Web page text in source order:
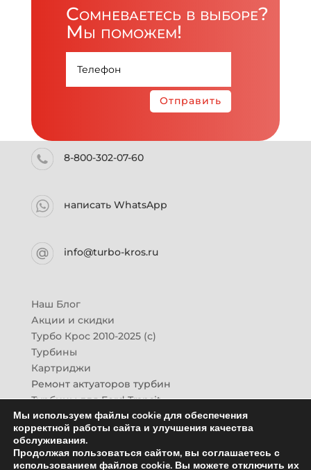
Сомневаетесь в выборе?
Мы поможем!
Отправить
8-800-302-07-60
написать WhatsApp
info@turbo-kros.ru
Наш Блог
Акции и скидки
Турбо Крос 2010-2025 (с)
Турбины
Картриджи
Ремонт актуаторов турбин
Турбины для Ford Transit
Турбины для Mazda CX-7
Картридж для ГАЗон-Next
Турбины HINO (Хино)
Купить новую турбину
Мы используем файлы cookie для обеспечения
корректной работы сайта и улучшения качества
обслуживания.
Продолжая пользоваться сайтом, вы соглашаетесь с
использованием файлов cookie. Вы можете отключить их